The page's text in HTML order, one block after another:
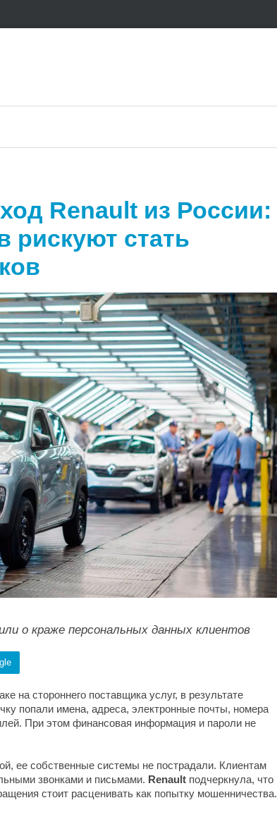
Renault из России:
рискуют стать
о краже персональных данных клиентов
на стороннего поставщика услуг, в результате
попали имена, адреса, электронные почты, номера
При этом финансовая информация и пароли не
ее собственные системы не пострадали. Клиентам
звонками и письмами. Renault подчеркнула, что
стоит расценивать как попытку мошенничества.